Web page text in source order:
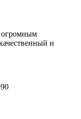
огромным
и